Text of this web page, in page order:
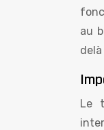
au
Le